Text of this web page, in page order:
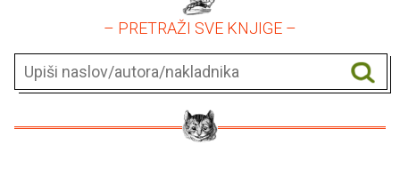
– PRETRAŽI SVE KNJIGE –